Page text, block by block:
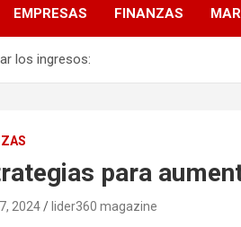
EMPRESAS FINANZAS
los ingresos:
para
2024 lider360 magazine